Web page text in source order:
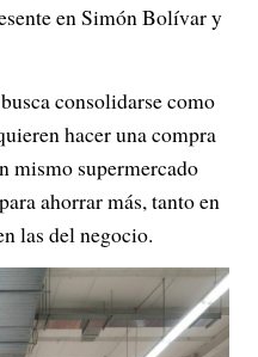
en Simón Bolívar y
consolidarse como
hacer una compra
mismo supermercado
ahorrar más, tanto en
las del negocio.